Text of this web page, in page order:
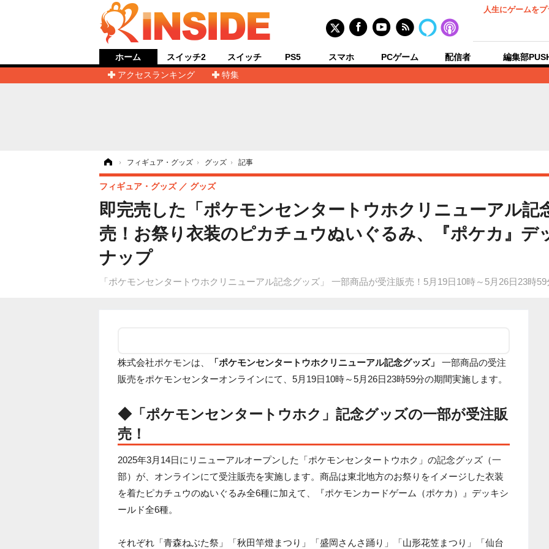
人生にゲームを
ホーム
アクセスランキング
特集
スイッチ2 スイッチ PS5 スマホ PCゲーム 配信者 編集部
› フィギュア・グッズ › グッズ › 記事
即完売した「ポケモンセンタートウホクリニューアル記
売！お祭り衣装のピカチュウぬいぐるみ、『ポケカ』デ
ナップ
「ポケモンセンタートウホクリニューアル記念グッズ」 一部商品が受注販売！5月19日10時～5月26日23時59
フィギュア・グッズ グッズ
株式会社ポケモンは、 「ポケモンセンタートウホクリニューアル記念グッズ」
一部商品の受注
販売をポケモンセンターオンラインにて、5月19日10時～5月26日23時59分の期間実施します。
◆「ポケモンセンタートウホク」記念グッズの一部が受注販
売！
2025年3月14日にリニューアルオープンした「ポケモンセンタートウホク」の記念グッズ（一
部）が、オンラインにて受注販売を実施します。商品は東北地方のお祭りをイメージした衣装
を着たピカチュウのぬいぐるみ全6種に加えて、『ポケモンカードゲーム（ポケカ）』デッキシ
ールド全6種。
それぞれ「青森ねぶた祭」「秋田竿燈まつり」「盛岡さんさ踊り」「山形花笠まつり」「仙台